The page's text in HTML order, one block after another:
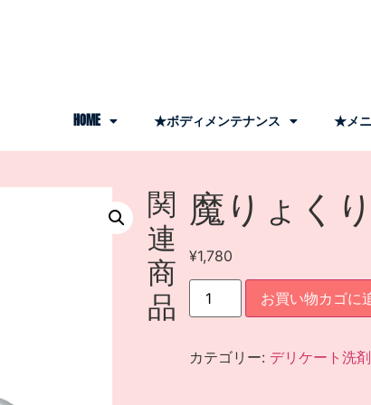
HOME ★ボディメンテナンス ★メニ
魔りょく
¥1,780
お買い物カゴに
カテゴリー: デリケート洗剤
関
連
商
品